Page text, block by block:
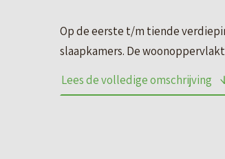
Op de eerste t/m tiende
slaapkamers. De
buitenruimte in vorm van een
Lees de volledige omschrijving